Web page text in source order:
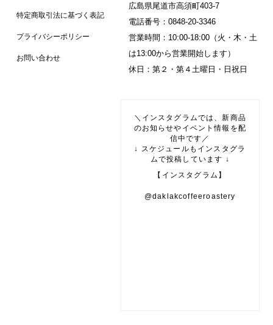
特定商取引法に基づく表記
プライバシーポリシー
お問い合わせ
広島県尾道市高須町403-7
電話番号：0848-20-3346
営業時間：10:00-18:00（火・木・土
は13:00から営業開始します）
休日：第２・第４土曜日・日祝日
＼インスタグラムでは、新商品
のお知らせやイベント情報を配
信中です／
↓ スケジュールもインスタグラ
ムで投稿しています ↓
【インスタグラム】
@daklakcoffeeroastery